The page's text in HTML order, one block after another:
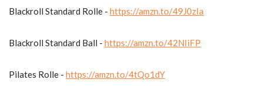
Blackroll Standard Rolle - https://amzn.to/49J0zIa
Blackroll Standard Ball - https://amzn.to/42NIiFP
Pilates Rolle - https://amzn.to/4tQo1dY